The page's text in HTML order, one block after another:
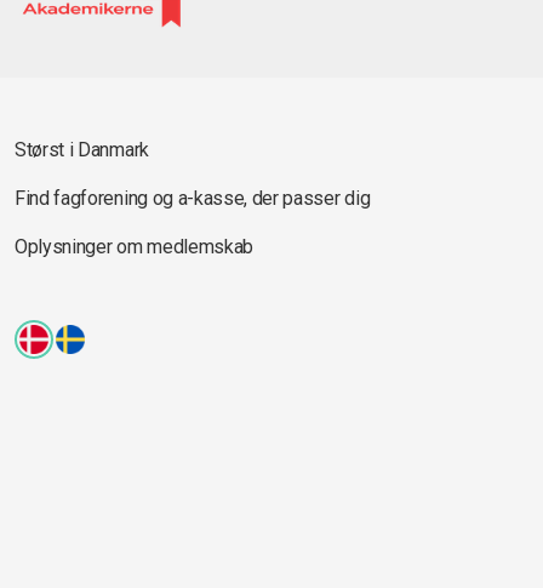
Størst i Danmark
Find fagforening og a-kasse, der passer dig
Oplysninger om medlemskab